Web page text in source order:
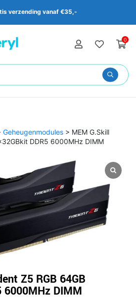
verzending vanaf €35,-
0
Geheugenmodules > MEM G.Skill
DDR5 6000MHz DIMM
Z5 RGB 64GB
6000MHz DIMM